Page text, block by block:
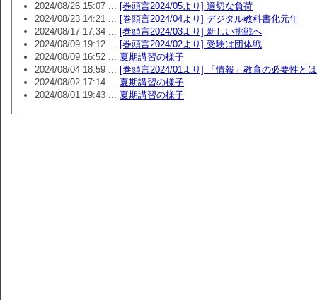
2024/08/26 15:07 ... [巻頭言2024/05より] 適切な負荷
2024/08/23 14:21 ... [巻頭言2024/04より] デジタル教科書化元年
2024/08/17 17:34 ... [巻頭言2024/03より] 新しい挑戦へ
2024/08/09 19:12 ... [巻頭言2024/02より] 受験は団体戦
2024/08/09 16:52 ... 夏期講習の様子
2024/08/04 18:59 ... [巻頭言2024/01より] 「情報」教育の必要性とは
2024/08/02 17:14 ... 夏期講習の様子
2024/08/01 19:43 ... 夏期講習の様子